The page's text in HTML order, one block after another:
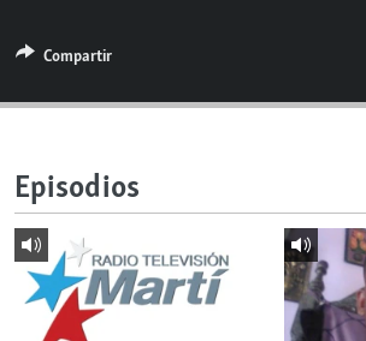
ESPECIALES
ESPECIALES
SER VIEJO EN CUBA
KENTU-CUBANO
LOS SANTOS DE HIALEAH
DESINFORMACIÓN RUSA EN AMÉRICA
MULTIMEDIA
SÍGUENOS
Compartir
Episodios